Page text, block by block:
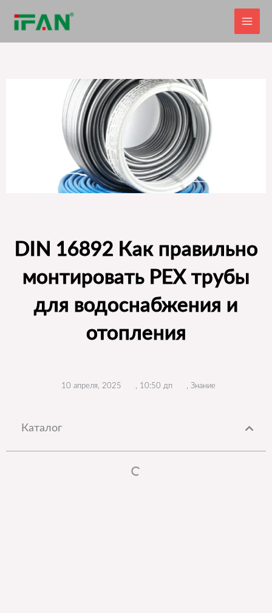
содержимому
DIN 16892 Как правильно
монтировать PEX трубы
для водоснабжения и
отопления
10 апреля, 2025 , 10:50 дп , Знание
Каталог